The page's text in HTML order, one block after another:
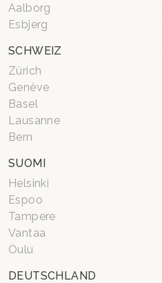
Aalborg
Esbjerg
SCHWEIZ
Zürich
Genève
Basel
Lausanne
Bern
SUOMI
Helsinki
Espoo
Tampere
Vantaa
Oulu
DEUTSCHLAND